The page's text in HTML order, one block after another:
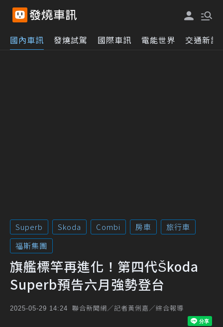
國內車訊 發燒試駕 國際車訊 電能世界 交通新訊
Superb Skoda Combi 房車
旅行車
福斯集團
旗艦標竿再進化！第四代Škoda
Superb預告六月強勢登台
2025-05-29 14:24 聯合新聞網／記者黃俐嘉／綜合報導